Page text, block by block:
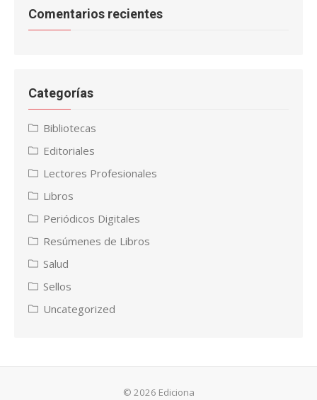
Comentarios recientes
Categorías
Bibliotecas
Editoriales
Lectores Profesionales
Libros
Periódicos Digitales
Resúmenes de Libros
Salud
Sellos
Uncategorized
© 2026 Ediciona